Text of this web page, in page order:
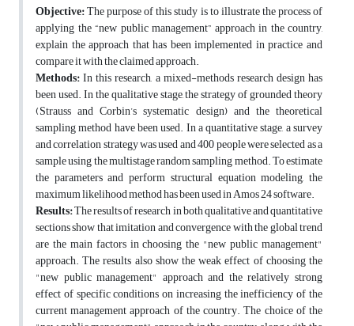
Objective:The purpose of this study is to illustrate the process of
applying the “new public management” approach in the country,
explain the approach that has been implemented in practice and
compare it with the claimed approach.
Methods:In this research, a mixed-methods research design has
been used. In the qualitative stage, the strategy of grounded theory
(Strauss and Corbin’s systematic design) and the theoretical
sampling method have been used. In a quantitative stage, a survey
and correlation strategy was used and 400 people were selected as a
sample using the multistage random sampling method. To estimate
the parameters and perform structural equation modeling, the
maximum likelihood method has been used in Amos 24 software.
Results:The results of research in both qualitative and quantitative
sections show that imitation and convergence with the global trend
are the main factors in choosing the "new public management"
approach. The results also show the weak effect of choosing the
"new public management" approach and the relatively strong
effect of specific conditions on increasing the inefficiency of the
current management approach of the country. The choice of the